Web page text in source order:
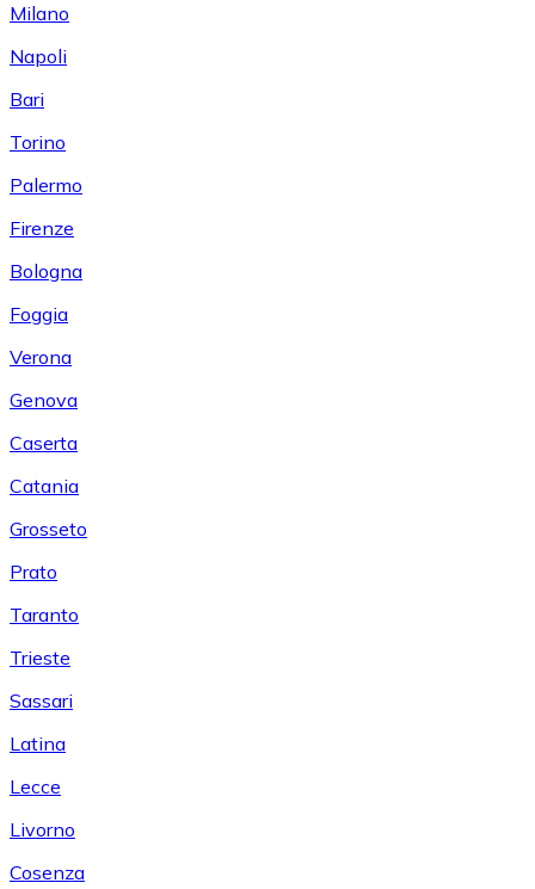
Milano
Napoli
Bari
Torino
Palermo
Firenze
Bologna
Foggia
Verona
Genova
Caserta
Catania
Grosseto
Prato
Taranto
Trieste
Sassari
Latina
Lecce
Livorno
Cosenza